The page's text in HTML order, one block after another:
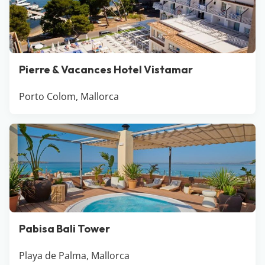
Pierre & Vacances Hotel Vistamar
Porto Colom, Mallorca
Pabisa Bali Tower
Playa de Palma, Mallorca